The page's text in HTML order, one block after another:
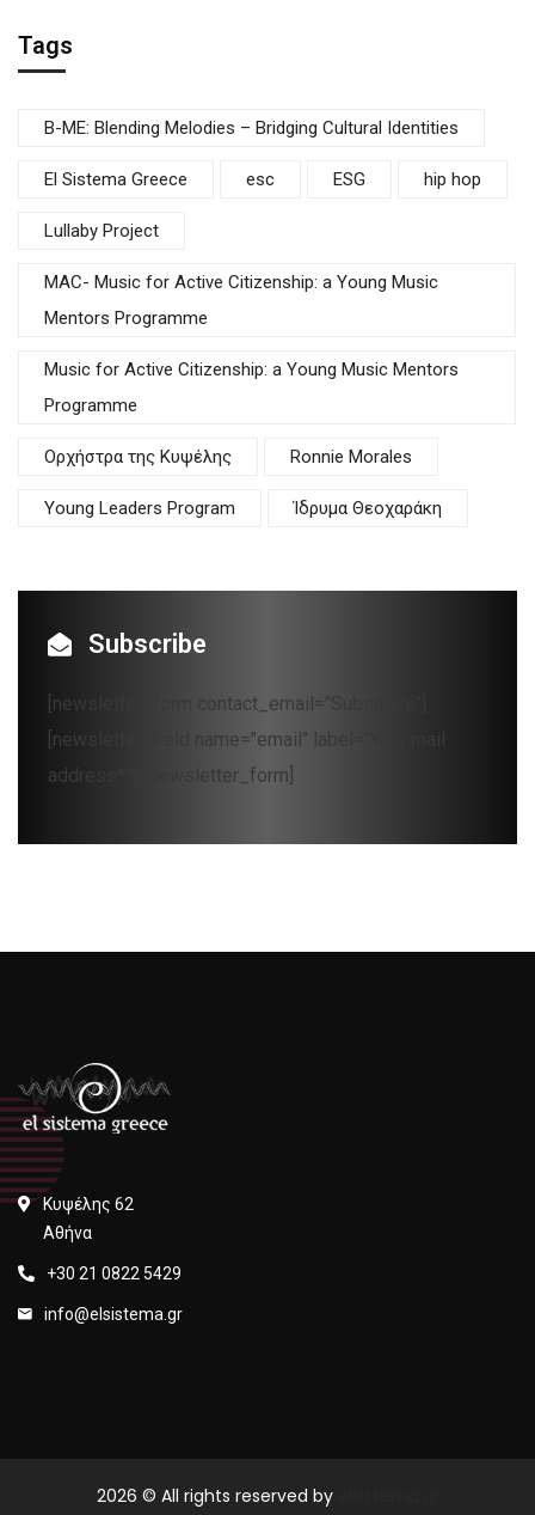
Tags
B-ME: Blending Melodies – Bridging Cultural Identities
El Sistema Greece esc ESG hip hop
Lullaby Project
MAC- Music for Active Citizenship: a Young Music
Mentors Programme
Music for Active Citizenship: a Young Music Mentors
Programme
Oρχήστρα της Κυψέλης Ronnie Morales
Young Leaders Program Ίδρυμα Θεοχαράκη
Subscribe
[newsletter_form contact_email="Subscribe"]
[newsletter_field name="email" label="Your mail
address*"][/newsletter_form]
Κυψέλης 62
Αθήνα
+30 21 0822 5429
info@elsistema.gr
2026 © All rights reserved by